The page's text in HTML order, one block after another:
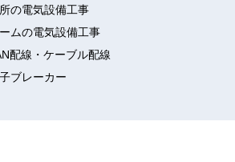
の電気設備工事
ムの電気設備工事
配線・ケーブル配線
ブレーカー